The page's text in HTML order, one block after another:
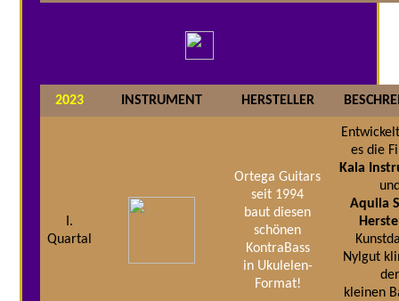
2023 INSTRUMENT HERSTELLER
I.
Quartal
Ortega Guitars
seit 1994
baut diesen
schönen
KontraBass
in Ukulelen-
Format!
es die
Kala
Aquila
Nylgut
kleinen